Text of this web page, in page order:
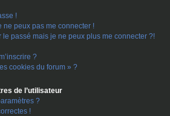
!
ne peux pas me connecter !
passé mais je ne peux plus me connecter ?!
?
cookies du forum » ?
de l’utilisateur
?
!